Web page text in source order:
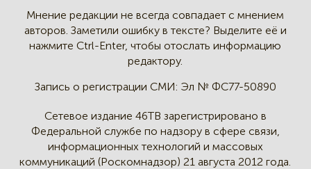
Мнение редакции не всегда совпадает с мнением
авторов. Заметили ошибку в тексте? Выделите её и
нажмите Ctrl-Enter, чтобы отослать информацию
редактору.
Запись о регистрации СМИ: Эл № ФС77-50890
Сетевое издание 46ТВ зарегистрировано в
Федеральной службе по надзору в сфере связи,
информационных технологий и массовых
коммуникаций (Роскомнадзор) 21 августа 2012 года.